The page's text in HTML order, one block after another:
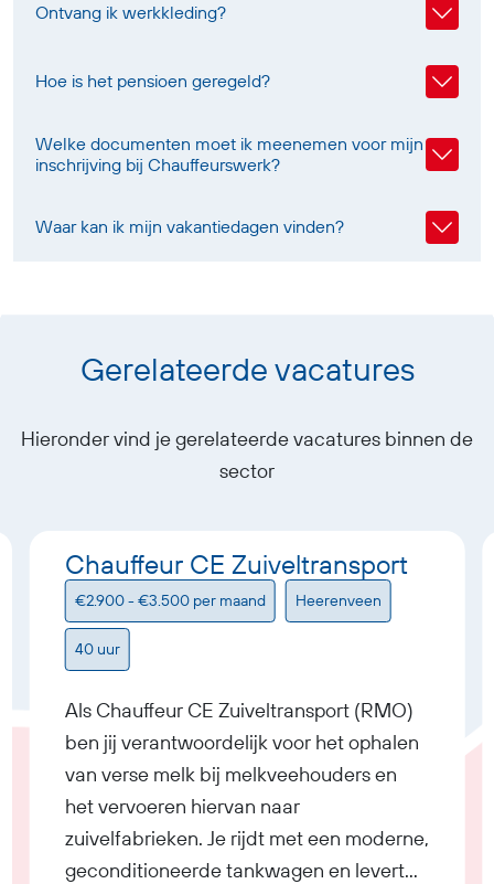
Ontvang ik werkkleding?
Hoe is het pensioen geregeld?
Welke documenten moet ik meenemen voor mijn
inschrijving bij Chauffeurswerk?
Waar kan ik mijn vakantiedagen vinden?
Gerelateerde vacatures
Hieronder vind je gerelateerde vacatures binnen de
sector
Chauffeur CE Zuiveltransport
€2.900 - €3.500 per maand Heerenveen
40 uur
Als Chauffeur CE Zuiveltransport (RMO)
ben jij verantwoordelijk voor het ophalen
van verse melk bij melkveehouders en
het vervoeren hiervan naar
zuivelfabrieken. Je rijdt met een moderne,
geconditioneerde tankwagen en levert